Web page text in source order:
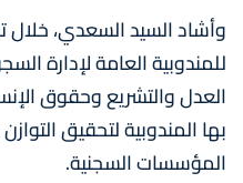
وأشاد السيد السعدي، خلال
للمندوبية العامة لإدارة
العدل والتشريع وحقوق
بها المندوبية لتحقيق
المؤسسات السجنية.